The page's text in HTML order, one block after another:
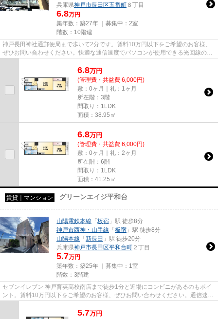
兵庫県神戸市長田区五番町 ８丁目
6.8万円
築年数：築27年 ｜募集中： 2室
階数：10階建
神戸長田神社通郵便局まで歩いて2分です。賃料10万円以下をご希望のお客様、
ぜひお問い合わせください。快適な通信速度でパソコンが使用できる光回線の物
6.8万円
(管理費・共益費 6,000円)
敷：0ヶ月｜礼：1ヶ月
所在階：3階
間取り：1LDK
面積：38.95㎡
6.8万円
(管理費・共益費 6,000円)
敷：0ヶ月｜礼：2ヶ月
所在階：6階
間取り：1LDK
面積：41.25㎡
賃貸｜マンション グリーンエイジ平和台
山陽電鉄本線 「 板宿 」駅 徒歩8分
神戸市西神・山手線 「 板宿 」駅 徒歩8分
山陽本線 「 新長田 」駅 徒歩20分
兵庫県神戸市長田区平和台町 ２丁目
5.7万円
築年数：築25年 ｜募集中： 1室
階数：3階建
セブンイレブン 神戸育英高校南店まで徒歩1分と近場にコンビニがあるのもポイ
ント。賃料10万円以下をご希望のお客様、ぜひお問い合わせください。通信速度
5.7万円